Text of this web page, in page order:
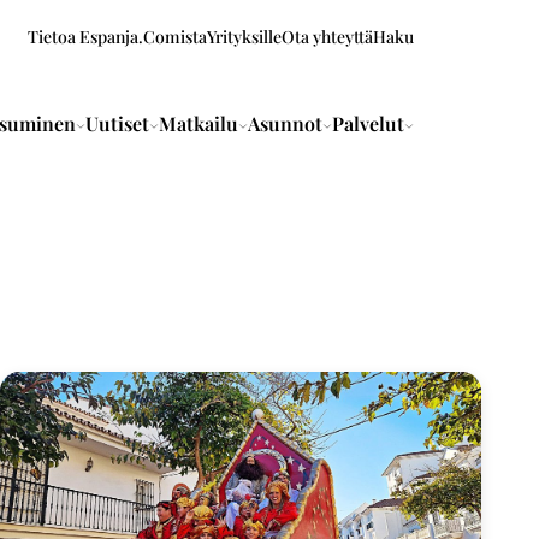
Tietoa Espanja.ComistaYrityksilleOta yhteyttäHaku
Uutiset Matkailu Asunnot Palvelut